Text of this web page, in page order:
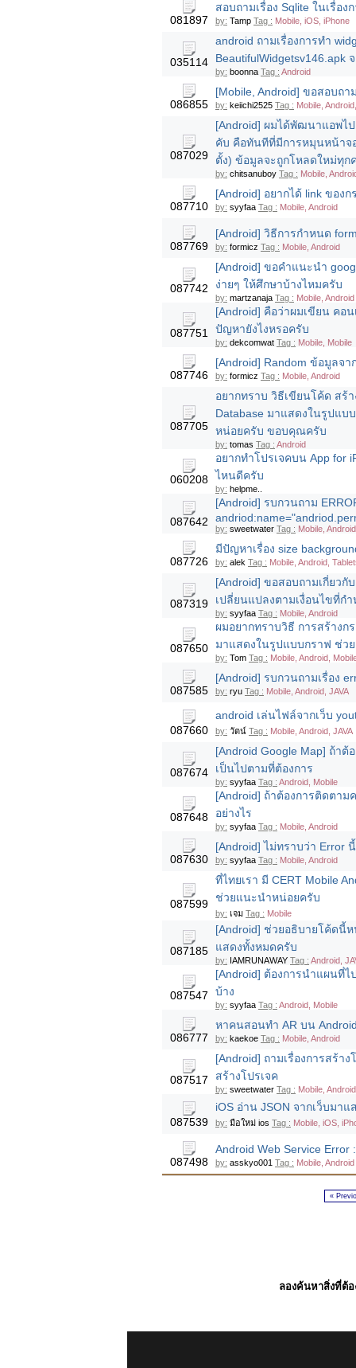
081897
สอบถามเรื่อง Sqlite ในเรื่อ
by: Tamp Tag : Mobile, iOS, iPhone
035114
android ถามเรื่องการทำ
BeautifulWidgetsv146.apk
by: boonna Tag : Android
086855
[Mobile, Android] ขอสอบถ
by: keiichi2525 Tag : Mobile,
087029
[Android] ผมได้พัฒนาแอพไ
คับ คือทันทีที่มีการหมุนหน้าจ
ตั้ง) ข้อมูลจะถูกโหลดใหม่ทุก
by: chitsanuboy Tag : Mobile,
087710
[Android] อยากได้ link ของก
by: syyfaa Tag : Mobile, Android
087769
[Android] วิธีการกำหนด
by: formicz Tag : Mobile, Android
087742
[Android] ขอคำแนะนำ
ง่ายๆ ให้ศึกษาบ้างไหมครับ
by: martzanaja Tag : Mobile, Android
087751
[Android] คือว่าผมเขียน คอ
ปัญหายังไงหรอครับ
by: dekcomwat Tag : Mobile, Mobile
087746
[Android] Random ข้อมูลจ
by: formicz Tag : Mobile, Android
087705
อยากทราบ วิธีเขียนโค้ด สร้
Database มาแสดงในรูปแบ
หน่อยครับ ขอบคุณครับ
by: tomas Tag : Android
060208
อยากทำโปรเจคบน App for
ไหนดีครับ
by: helpme..
087642
[Android] รบกวนถาม
by: sweetwater Tag : Mobile, Android
087726
มีปัญหาเรื่อง size
by: alek Tag : Mobile, Android,
087319
[Android] ขอสอบถามเกี่ยว
เปลี่ยนแปลงตามเงื่อนไขที่ก
by: syyfaa Tag : Mobile, Android
087650
ผมอยากทราบวิธี การสร้างก
มาแสดงในรูปแบบกราฟ ช่ว
by: Tom Tag : Mobile, Android,
087585
[Android] รบกวนถามเรื่อง
by: ryu Tag : Mobile, Android, JAVA
087660
android เล่นไฟล์จากเว็บ
by: วัตน์ Tag : Mobile, Android, JAVA
087674
[Android Google Map] ถ้าต้
เป็นไปตามที่ต้องการ
by: syyfaa Tag : Android, Mobile
087648
[Android] ถ้าต้องการติดตา
อย่างไร
by: syyfaa Tag : Mobile, Android
087630
[Android] ไม่ทราบว่า Error
by: syyfaa Tag : Mobile, Android
087599
ที่ไทยเรา มี CERT Mobile
ช่วยแนะนำหน่อยครับ
by: เจม Tag : Mobile
087185
[Android] ช่วยอธิบายโค้ดนี้ห
แสดงทั้งหมดครับ
by: IAMRUNAWAY Tag : Android,
087547
[Android] ต้องการนำแผนที่
บ้าง
by: syyfaa Tag : Android, Mobile
086777
หาคนสอนทำ AR บน
by: kaekoe Tag : Mobile, Android
087517
[Android] ถามเรื่องการสร้า
สร้างโปรเจค
by: sweetwater Tag : Mobile,
087539
iOS อ่าน JSON จากเว็บมาแ
by: มือใหม่ ios Tag : Mobile, iOS,
087498
Android Web Service
by: asskyo001 Tag : Mobile, Android
«
ลองค้นหาสิ่งที่ต้อ